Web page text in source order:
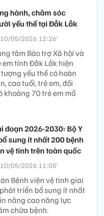
hành, chăm sóc
yếu thế tại Đắk Lắk
10/05/2026 12:26’
tâm Bảo trợ Xã hội và
em tỉnh Đắk Lắk hiện
yếu thế có hoàn
cao tuổi, trẻ em, đối
khoảng 70 trẻ em mồ
đoạn 2026-2030: Bộ Y
sung ít nhất 200 bệnh
vệ tinh trên toàn quốc
10/05/2026 11:05’
Bệnh viện vệ tinh giai
triển bổ sung ít nhất
nâng cao năng lực
chữa bệnh.